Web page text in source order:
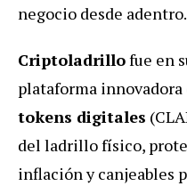
negocio desde adentro.
Criptoladrillofue en
plataforma
tokens digitales
del ladrillo físico,
inflación y canjeables